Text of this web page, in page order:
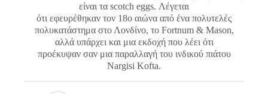
είναι τα scotch eggs. Λέγεται
ότι εφευρέθηκαν τον 18ο αιώνα από ένα πολυτελές
πολυκατάστημα στο Λονδίνο, το Fortnum & Mason,
αλλά υπάρχει και μια εκδοχή που λέει ότι
προέκυψαν σαν μια παραλλαγή του ινδικού πιάτου
Nargisi Kofta.